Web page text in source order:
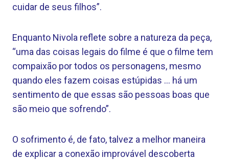
cuidar de seus filhos”.
Enquanto Nivola reflete sobre a natureza da peça,
“uma das coisas legais do filme é que o filme tem
compaixão por todos os personagens, mesmo
quando eles fazem coisas estúpidas … há um
sentimento de que essas são pessoas boas que
são meio que sofrendo”.
O sofrimento é, de fato, talvez a melhor maneira
de explicar a conexão improvável descoberta